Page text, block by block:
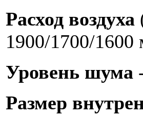
Расход воздуха
1900/1700/1600
Уровень шума
Размер